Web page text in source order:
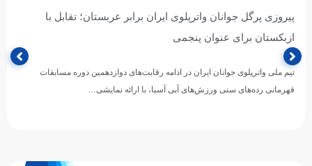
پیروزی پرگل جوانان واترپلوی ایران برابر عربستان؛ تقابل با
ازبکستان برای عنوان پنجمی
تیم ملی واترپلوی جوانان ایران در ادامه رقابت‌های دوازدهمین دوره مسابقات
قهرمانی رده‌های سنی ورزش‌های آبی آسیا، با ارائه نمایشی…